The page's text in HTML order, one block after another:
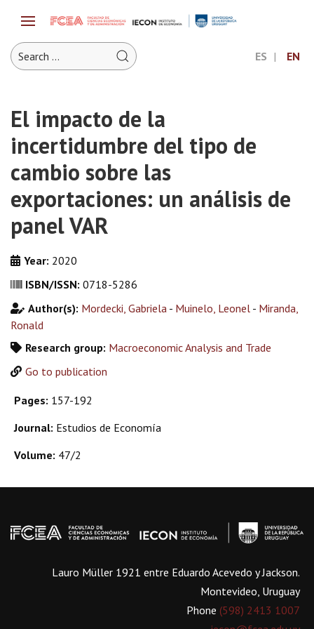
ES EN
El impacto de la
incertidumbre del tipo de
cambio sobre las
exportaciones: un análisis de
panel VAR
Year: 2020
ISBN/ISSN: 0718-5286
Author(s): Mordecki, Gabriela - Muinelo, Leonel - Miranda,
Ronald
Research group: Macroeconomic Analysis and Trade
Go to publication
Pages: 157-192
Journal: Estudios de Economía
Volume: 47/2
Lauro Müller 1921 entre Eduardo Acevedo y Jackson.
Montevideo, Uruguay
Phone (598) 2413 1007